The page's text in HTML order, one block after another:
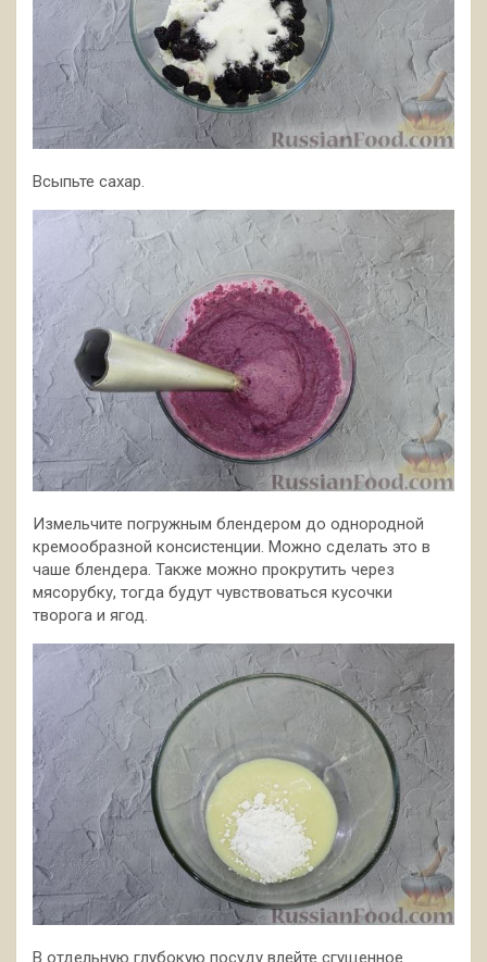
Всыпьте сахар.
Измельчите погружным блендером до однородной
кремообразной консистенции. Можно сделать это в
чаше блендера. Также можно прокрутить через
мясорубку, тогда будут чувствоваться кусочки
творога и ягод.
В отдельную глубокую посуду влейте сгущенное